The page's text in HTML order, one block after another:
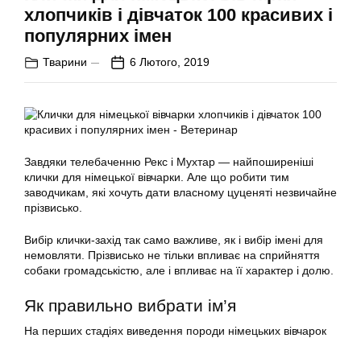
хлопчиків і дівчаток 100 красивих і
популярних імен
Тварини 6 Лютого, 2019
Завдяки телебаченню Рекс і Мухтар — найпоширеніші
клички для німецької вівчарки. Але що робити тим
заводчикам, які хочуть дати власному цуценяті незвичайне
прізвисько.
Вибір клички-захід так само важливе, як і вибір імені для
немовляти. Прізвисько не тільки впливає на сприйняття
собаки громадськістю, але і впливає на її характер і долю.
Як правильно вибрати ім’я
На перших стадіях виведення породи німецьких вівчарок